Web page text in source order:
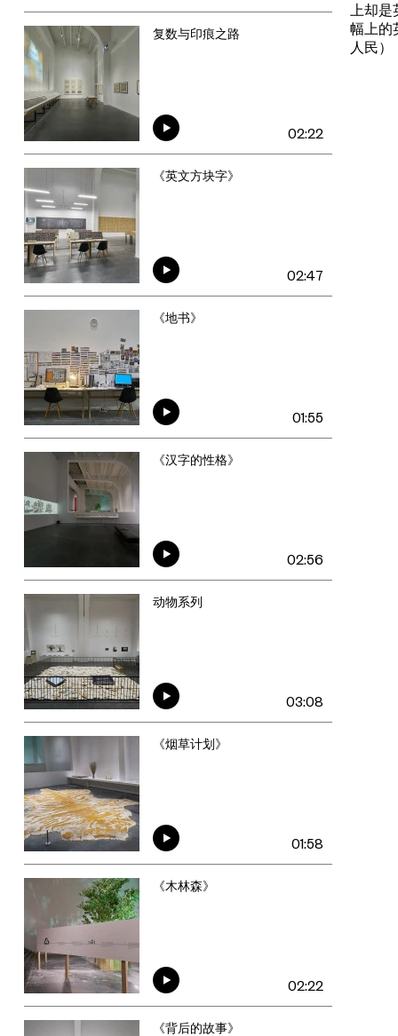
上却
幅上的
人民
复数与印痕之路
02:22
《英文方块字》
02:47
《地书》
01:55
《汉字的性格》
02:56
动物系列
03:08
《烟草计划》
01:58
《木林森》
02:22
《背后的故事》